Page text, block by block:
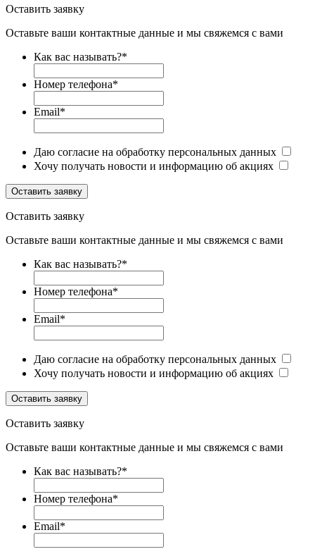
Оставить заявку
Оставьте ваши контактные данные и мы свяжемся с вами
Как вас называть?*
Номер телефона*
Email*
Даю согласие на обработку персональных данных
Хочу получать новости и информацию об акциях
Оставить заявку
Оставить заявку
Оставьте ваши контактные данные и мы свяжемся с вами
Как вас называть?*
Номер телефона*
Email*
Даю согласие на обработку персональных данных
Хочу получать новости и информацию об акциях
Оставить заявку
Оставить заявку
Оставьте ваши контактные данные и мы свяжемся с вами
Как вас называть?*
Номер телефона*
Email*